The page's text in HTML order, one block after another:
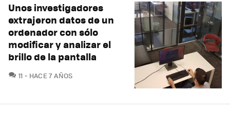
Unos investigadores
extrajeron datos de un
ordenador con sólo
modificar y analizar el
brillo de la pantalla
11 COMENTARIOS
HACE 7 AÑOS